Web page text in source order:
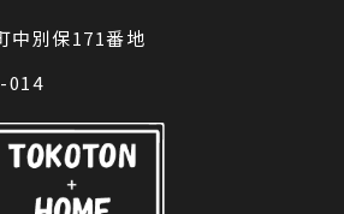
中別保171番地
014